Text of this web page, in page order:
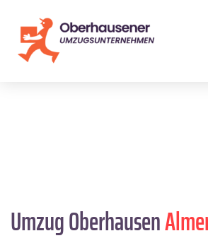
Umzug Oberhausen